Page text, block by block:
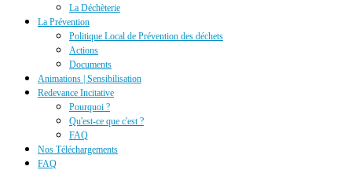
La Déchèterie
La Prévention
Politique Local de Prévention des déchets
Actions
Documents
Animations | Sensibilisation
Redevance Incitative
Pourquoi ?
Qu'est-ce que c'est ?
FAQ
Nos Téléchargements
FAQ